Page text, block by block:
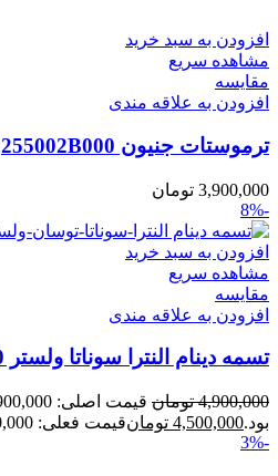
افزودن به سبد خرید
مشاهده سریع
مقایسه
افزودن به علاقه مندی
ترموستات جنیون 255002B000
3,900,000 تومان
-8%
افزودن به سبد خرید
مشاهده سریع
مقایسه
افزودن به علاقه مندی
تسمه دینام النترا سوناتا ولستر 252122B720
4,900,000 تومان
بود.4,500,000 تومانقیمت فعلی: 4,500,000 تومان.
-3%